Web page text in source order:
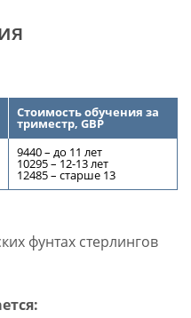
Стоимость обучения за
триместр, GBP
9440– до 11 лет
10295– 12-13 лет
12485– старше 13
фунтах стерлингов